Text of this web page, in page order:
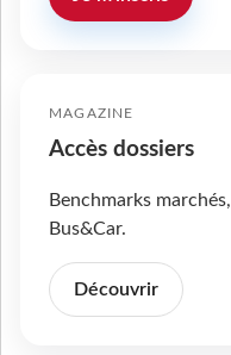
MAGAZINE
Accès dossiers
Benchmarks
Bus&Car.
Découvrir